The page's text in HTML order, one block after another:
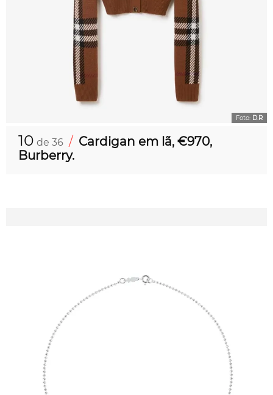
Foto: D.R
10 de 36 / Cardigan em lã, €970,
Burberry.